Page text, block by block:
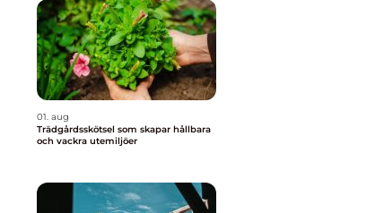
01. aug
Trädgårdsskötsel som skapar hållbara
och vackra utemiljöer